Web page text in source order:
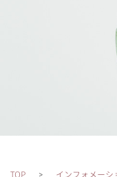
TOP インフォメーシ